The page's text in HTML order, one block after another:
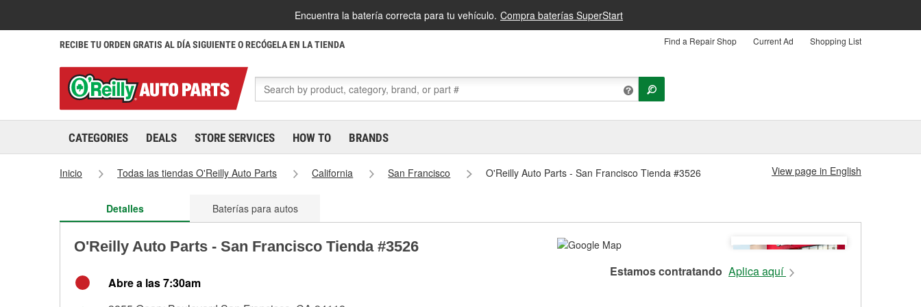
Encuentra la batería correcta para tu vehículo. Compra baterías SuperStart
RECIBE TU ORDEN GRATIS AL DÍA SIGUIENTE O RECÓGELA EN LA TIENDA Find a Repair Shop Current Ad Shopping List
CATEGORIES DEALS STORE SERVICES HOW TO BRANDS
Inicio Todas las tiendas O'Reilly Auto Parts California San Francisco O'Reilly Auto Parts - San Francisco Tienda #3526 View page in English
Detalles Baterías para autos
O'Reilly Auto Parts - San Francisco Tienda #3526
Abre a las 7:30am
Estamos contratando Aplica aquí